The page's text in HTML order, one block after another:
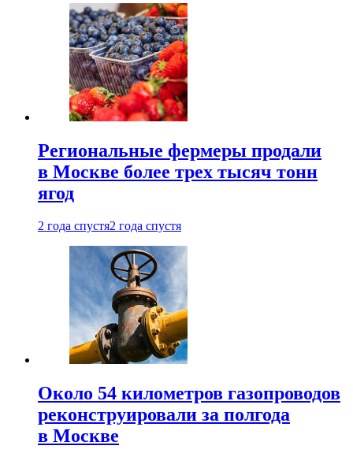
Региональные фермеры продали
в Москве более трех тысяч тонн
ягод
2 года спустя2 года спустя
Около 54 километров газопроводов
реконструировали за полгода
в Москве